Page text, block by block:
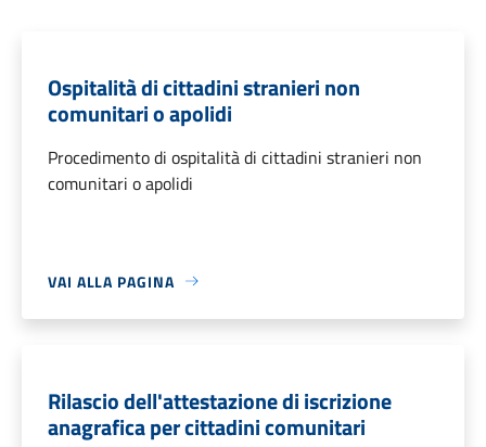
Ospitalità di cittadini stranieri non
comunitari o apolidi
Procedimento di ospitalità di cittadini stranieri non
comunitari o apolidi
VAI ALLA PAGINA
Rilascio dell'attestazione di iscrizione
anagrafica per cittadini comunitari